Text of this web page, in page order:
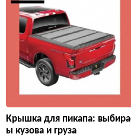
Крышка для пикапа:
ы кузова и груза